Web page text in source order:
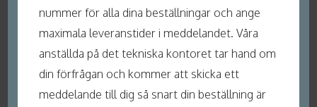
Massima prestazione su 8
telaini!
nummer för alla dina beställningar och ange
maximala leveranstider i meddelandet. Våra
anställda på det tekniska kontoret tar hand om
din förfrågan och kommer att skicka ett
meddelande till dig så snart din beställning är